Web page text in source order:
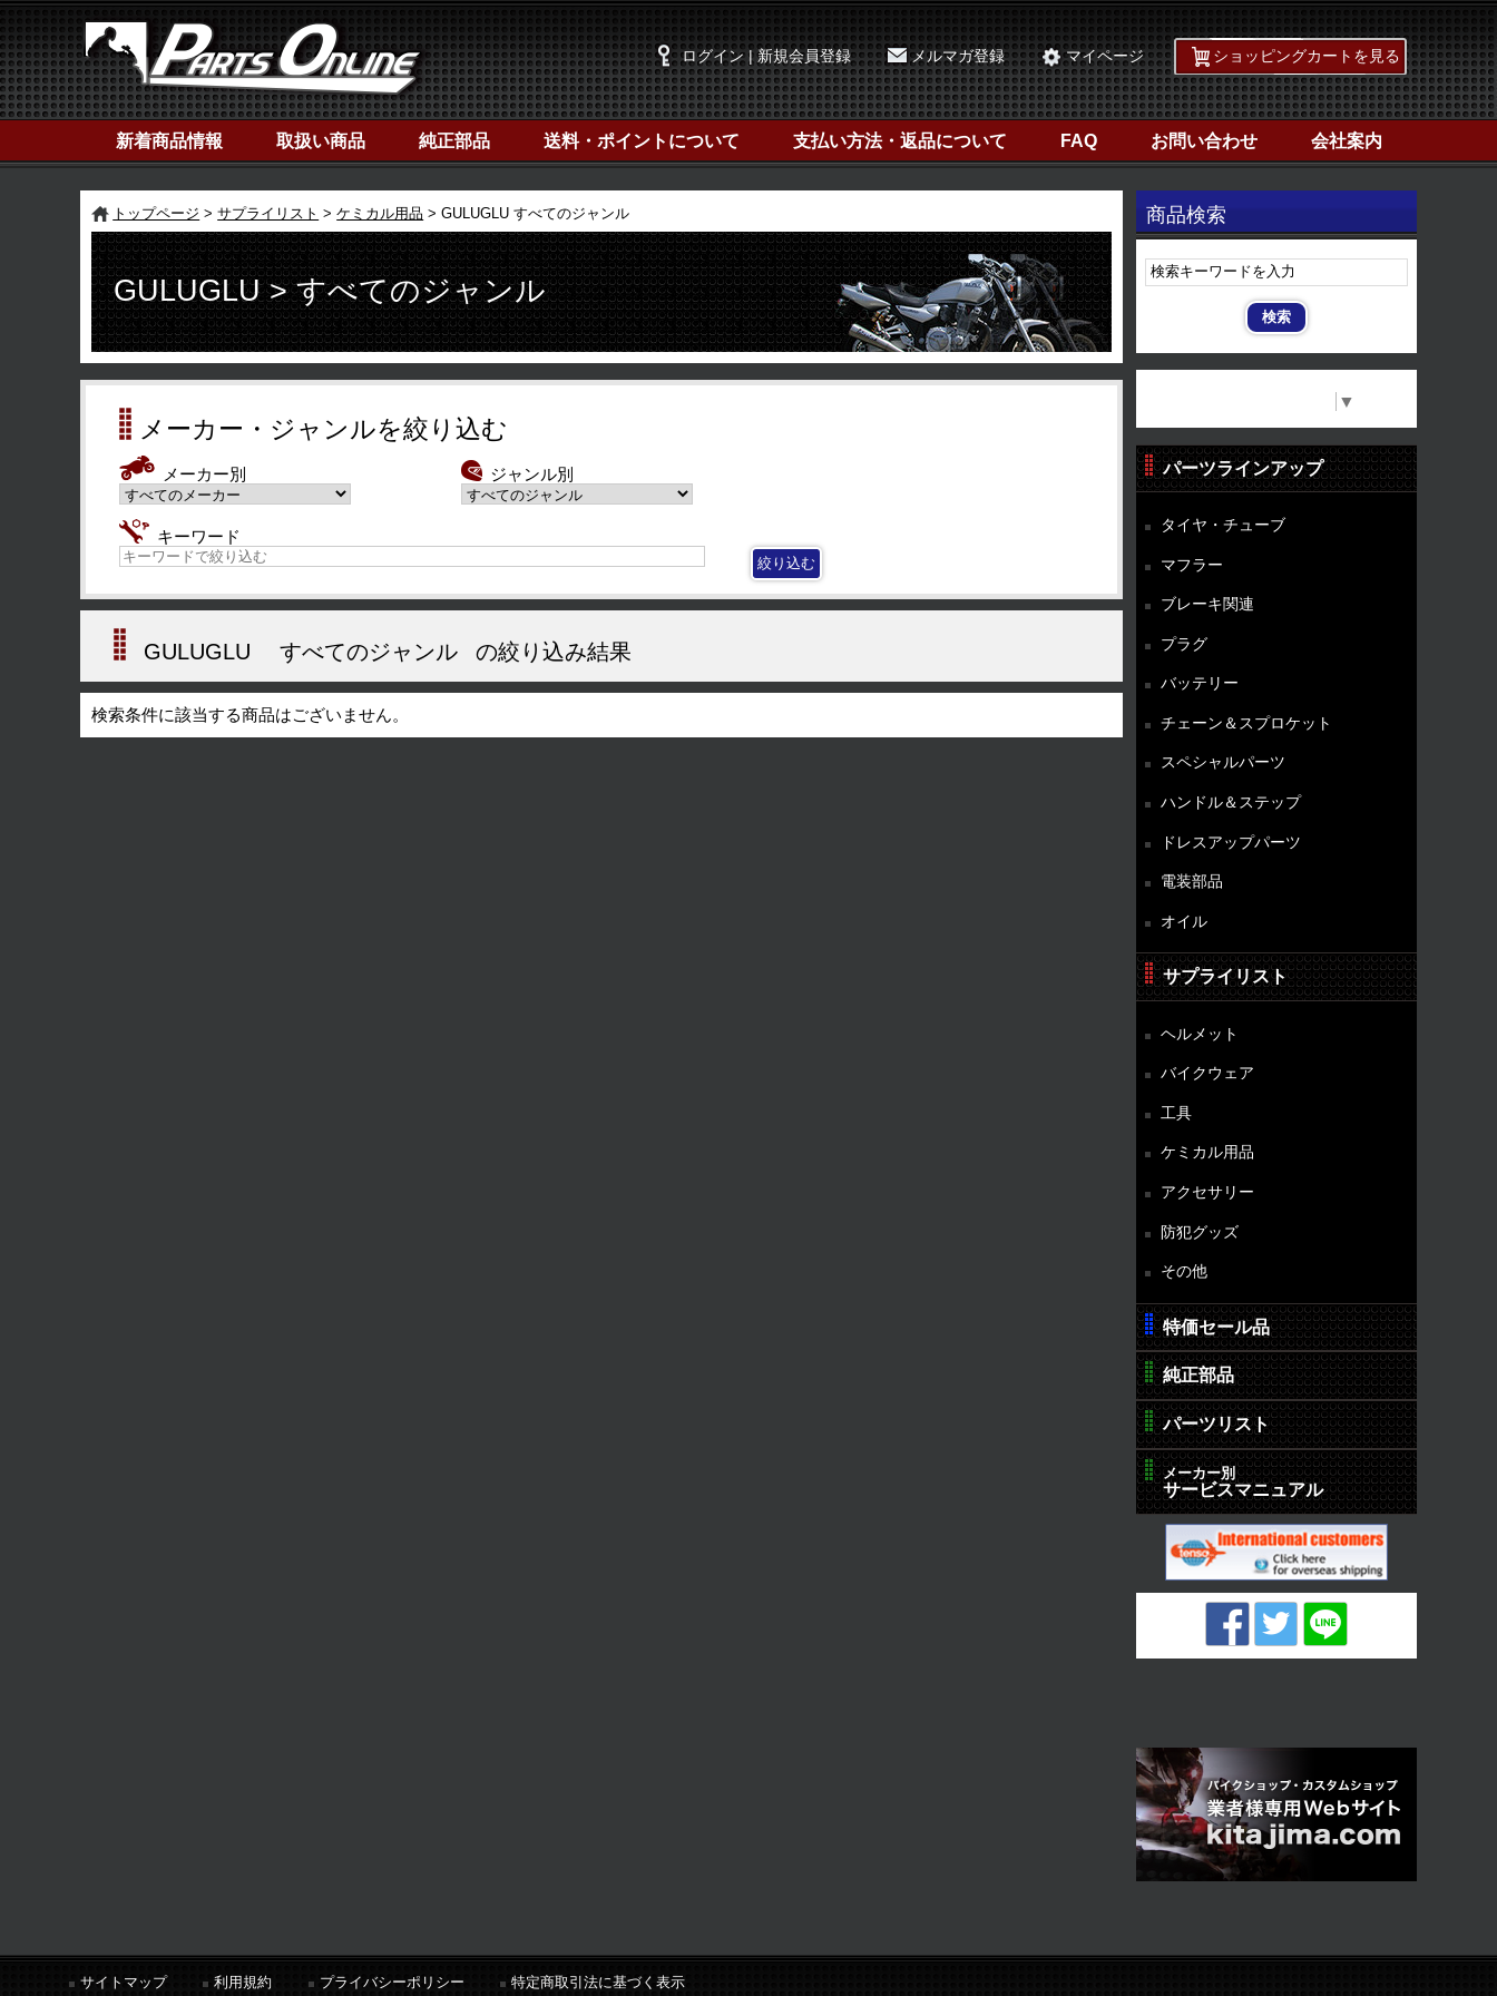
ログイン | 新規会員登録 メルマガ登録 マイページ ショッピングカートを見る
新着商品情報 取扱い商品 純正部品 送料・ポイントについて 支払い方法・返品について FAQ お問い合わせ 会社案内
商品検索
▼
トップページ サプライリスト ケミカル用品 GULUGLU すべてのジャンル
GULUGLU > すべてのジャンル
メーカー・ジャンルを絞り込む
メーカー別 ジャンル別
キーワード
GULUGLU すべてのジャンル の絞り込み結果
検索条件に該当する商品はございません。
パーツラインアップ
タイヤ・チューブ
マフラー
ブレーキ関連
プラグ
バッテリー
チェーン＆スプロケット
スペシャルパーツ
ハンドル＆ステップ
ドレスアップパーツ
電装部品
オイル
サプライリスト
ヘルメット
バイクウェア
工具
ケミカル用品
アクセサリー
防犯グッズ
その他
特価セール品
純正部品
パーツリスト
メーカー別
サービスマニュアル
サイトマップ 利用規約 プライバシーポリシー 特定商取引法に基づく表示